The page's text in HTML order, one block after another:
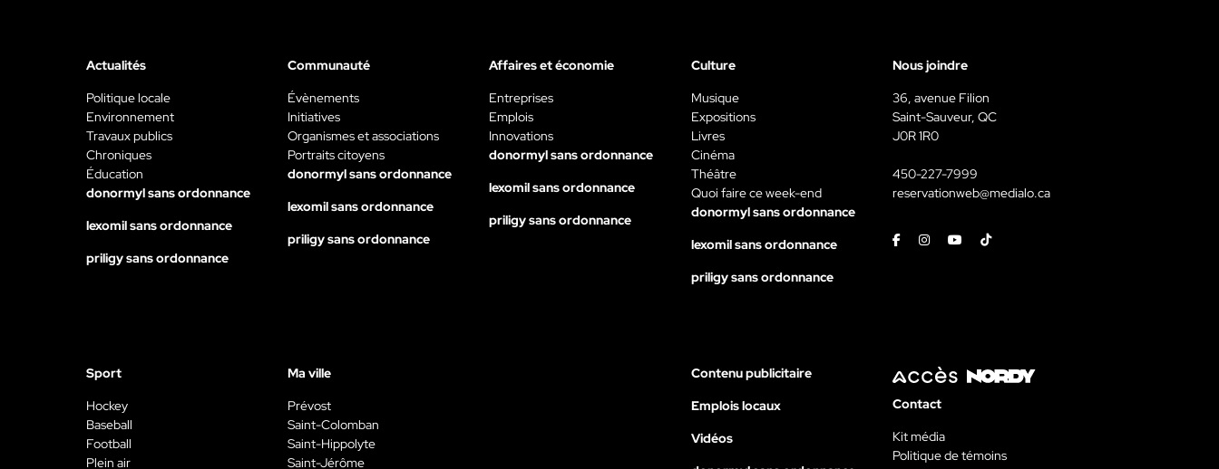
Actualités
Politique locale
Environnement
Travaux publics
Chroniques
Éducation
donormyl sans ordonnance
lexomil sans ordonnance
priligy sans ordonnance
Communauté
Évènements
Initiatives
Organismes et associations
Portraits citoyens
donormyl sans ordonnance
lexomil sans ordonnance
priligy sans ordonnance
Affaires et économie
Entreprises
Emplois
Innovations
donormyl sans ordonnance
lexomil sans ordonnance
priligy sans ordonnance
Culture
Musique
Expositions
Livres
Cinéma
Théâtre
Quoi faire ce week-end
donormyl sans ordonnance
lexomil sans ordonnance
priligy sans ordonnance
Nous joindre
36, avenue Filion
Saint-Sauveur, QC
J0R 1R0
450-227-7999
reservationweb@medialo.ca
FacebookInstagramYoutubeTiktok
Sport
Hockey
Baseball
Football
Plein air
Ma ville
Prévost
Saint-Colomban
Saint-Hippolyte
Saint-Jérôme
Contenu publicitaire
Emplois locaux
Vidéos
Contact
Kit média
Politique de témoins